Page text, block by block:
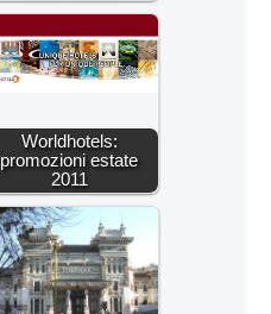
Worldhotels:
promozioni estate
2011